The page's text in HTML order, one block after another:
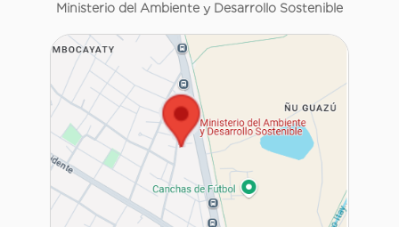
Ministerio del Ambiente y Desarrollo Sostenible